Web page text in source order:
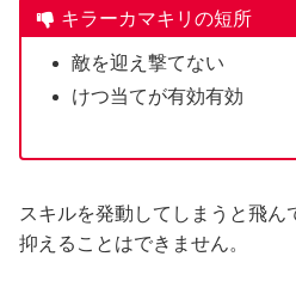
キラーカマキリの短所
敵を迎え撃てない
けつ当てが有効有効
スキルを発動してしまうと飛ん
抑えることはできません。